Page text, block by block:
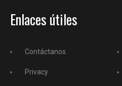
Enlaces útiles
Contáctanos
Privacy